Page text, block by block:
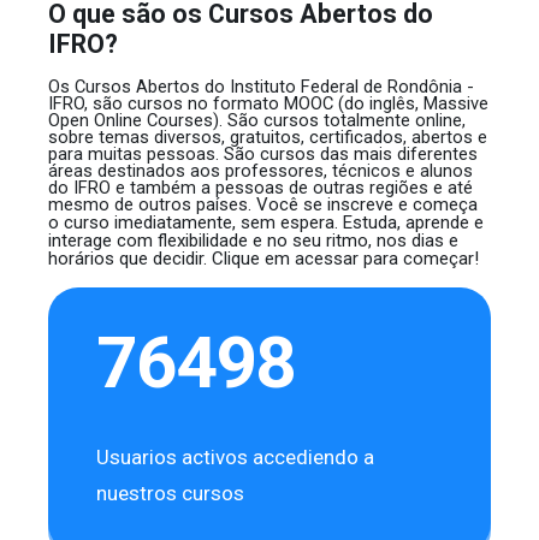
O que são os Cursos Abertos do
IFRO?
Os Cursos Abertos do Instituto Federal de Rondônia -
IFRO, são cursos no formato MOOC (do inglês, Massive
Open Online Courses). São cursos totalmente online,
sobre temas diversos, gratuitos, certificados, abertos e
para muitas pessoas. São cursos das mais diferentes
áreas destinados aos professores, técnicos e alunos
do IFRO e também a pessoas de outras regiões e até
mesmo de outros países.Você se inscreve e começa
o curso imediatamente, sem espera. Estuda, aprende e
interage com flexibilidade e no seu ritmo, nos dias e
horários que decidir. Clique em acessar para começar!
76498
Usuarios activos accediendo a
nuestros cursos